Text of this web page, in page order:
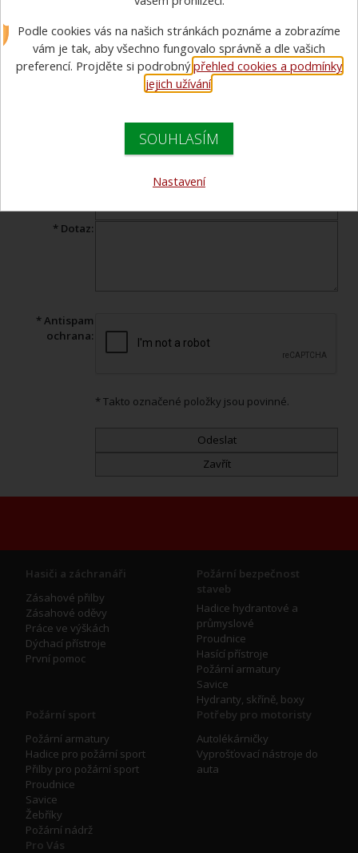
Máte dotaz ohledně prohlíženého zboží? Vyplňte tento formulář a
náš specialista Vám v co nejkratším čase odpoví.
Produkt:Kukla dvouvrstvá NANO FLEX
* Dotaz:
* Antispam
ochrana:
* Takto označené položky jsou povinné.
Hasiči a záchranáři
Zásahové přilby
Zásahové oděvy
Práce ve výškách
Dýchací přístroje
První pomoc
Požární bezpečnost
staveb
Hadice hydrantové a
průmyslové
Proudnice
Hasící přístroje
Požární armatury
Savice
Hydranty, skříně, boxy
Požární sport
Požární armatury
Hadice pro požární sport
Přilby pro požární sport
Proudnice
Savice
Žebříky
Požární nádrž
Potřeby pro motoristy
Autolékárničky
Vyprošťovací nástroje do
auta
Pro Vás
Podle cookies vás na našich stránkách poznáme a zobrazíme
vám je tak, aby všechno fungovalo správně a dle vašich
preferencí. Projděte si podrobnýpřehled cookies a podmínky
jejich užívání.
SOUHLASÍM
Nastavení